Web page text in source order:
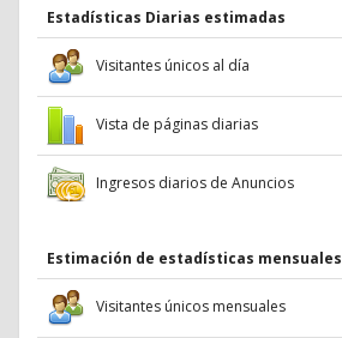
Estadísticas Diarias estimadas
Visitantes únicos al día
Vista de páginas diarias
Ingresos diarios de Anuncios
Estimación de estadísticas mensuales
Visitantes únicos mensuales